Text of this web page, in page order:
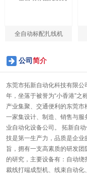
全自动标配扎线机
公司简介
东莞市拓新自动化科技有限公
年，坐落于被誉为“小香港”之
产业集聚、交通便利的东莞市
一家集设计、制造、销售与服
业自动化设备公司。 拓新自
技是第一生产力，品质是企业
旨，拥有一支高素质的研发
的研究，主要设备有：自动绕
裁线打端成型机、线束自动